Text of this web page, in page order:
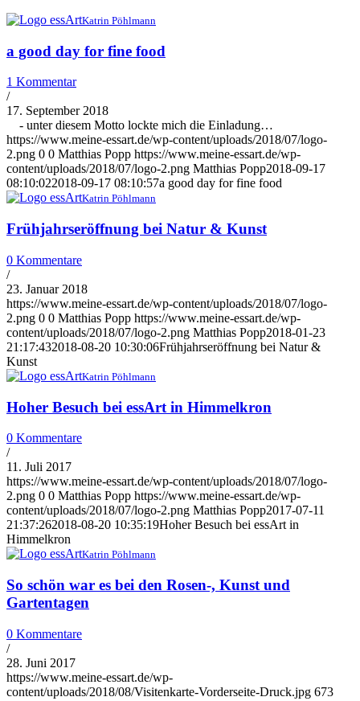
Katrin Pöhlmann
a good day for fine food
1 Kommentar
/
17. September 2018
- unter diesem Motto lockte mich die Einladung…
https://www.meine-essart.de/wp-content/uploads/2018/07/logo-
2.png 0 0 Matthias Popp https://www.meine-essart.de/wp-
content/uploads/2018/07/logo-2.png Matthias Popp2018-09-17
08:10:022018-09-17 08:10:57a good day for fine food
Katrin Pöhlmann
Frühjahrseröffnung bei Natur & Kunst
0 Kommentare
/
23. Januar 2018
https://www.meine-essart.de/wp-content/uploads/2018/07/logo-
2.png 0 0 Matthias Popp https://www.meine-essart.de/wp-
content/uploads/2018/07/logo-2.png Matthias Popp2018-01-23
21:17:432018-08-20 10:30:06Frühjahrseröffnung bei Natur &
Kunst
Katrin Pöhlmann
Hoher Besuch bei essArt in Himmelkron
0 Kommentare
/
11. Juli 2017
https://www.meine-essart.de/wp-content/uploads/2018/07/logo-
2.png 0 0 Matthias Popp https://www.meine-essart.de/wp-
content/uploads/2018/07/logo-2.png Matthias Popp2017-07-11
21:37:262018-08-20 10:35:19Hoher Besuch bei essArt in
Himmelkron
Katrin Pöhlmann
So schön war es bei den Rosen-, Kunst und
Gartentagen
0 Kommentare
/
28. Juni 2017
https://www.meine-essart.de/wp-
content/uploads/2018/08/Visitenkarte-Vorderseite-Druck.jpg 673